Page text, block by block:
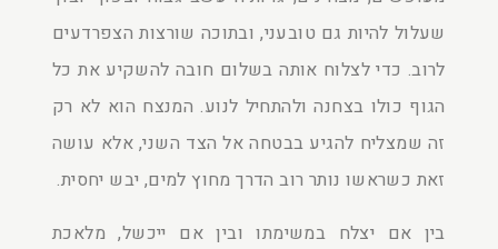
שעלול להיות גם טובעני, ובתוכה שורצות הצפרדעים
לרוב. כדי לצלוח אותה בשלום חובה להשקיע את כל
הגוף כולו בצחנה ולהתחיל לנוע. המנצח הוא לא רק
זה שמצליח להגיע בבטחה אל הצד השני, אלא עושה
זאת כשראשו נותר רוב הדרך מחוץ למים, יבש יחסית.
בין אם יצלח במשימתו ובין אם ייכשל, מלאכת